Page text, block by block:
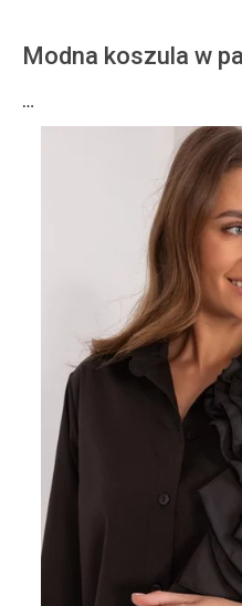
Modna koszula w
…